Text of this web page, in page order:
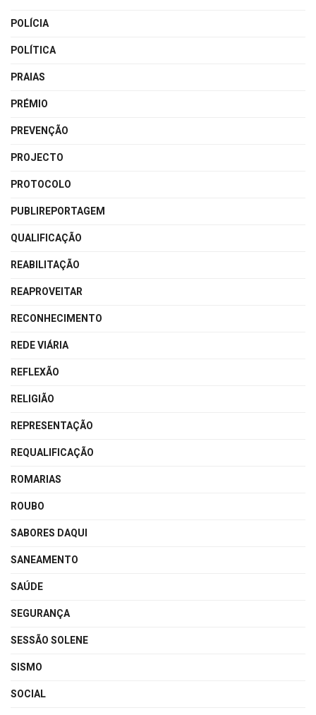
POLÍCIA
POLÍTICA
PRAIAS
PRÉMIO
PREVENÇÃO
PROJECTO
PROTOCOLO
PUBLIREPORTAGEM
QUALIFICAÇÃO
REABILITAÇÃO
REAPROVEITAR
RECONHECIMENTO
REDE VIÁRIA
REFLEXÃO
RELIGIÃO
REPRESENTAÇÃO
REQUALIFICAÇÃO
ROMARIAS
ROUBO
SABORES DAQUI
SANEAMENTO
SAÚDE
SEGURANÇA
SESSÃO SOLENE
SISMO
SOCIAL